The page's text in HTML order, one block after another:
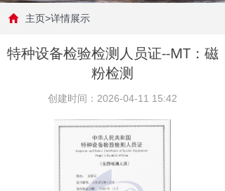
主页>详情展示
特种设备检验检测人员证--MT：磁
粉检测
创建时间： 2026-04-11 15:42